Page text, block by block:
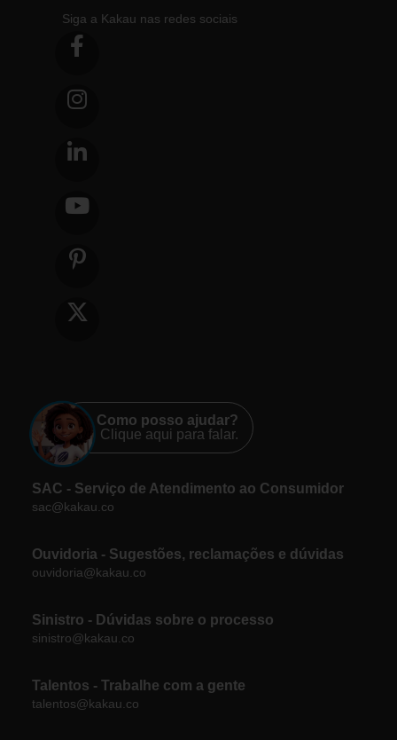
Siga a Kakau nas redes sociais
Como posso ajudar?
Clique aqui para falar.
SAC - Serviço de Atendimento ao Consumidor
sac@kakau.co
Ouvidoria - Sugestões, reclamações e dúvidas
ouvidoria@kakau.co
Sinistro - Dúvidas sobre o processo
sinistro@kakau.co
Talentos - Trabalhe com a gente
talentos@kakau.co